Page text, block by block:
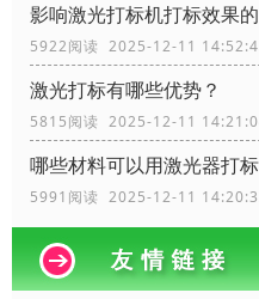
影响激光打标机打标效果
5922阅读 2025-12-11
激光打标有哪些优势？
5815阅读 2025-12-11
哪些材料可以用激光器打
5991阅读 2025-12-11